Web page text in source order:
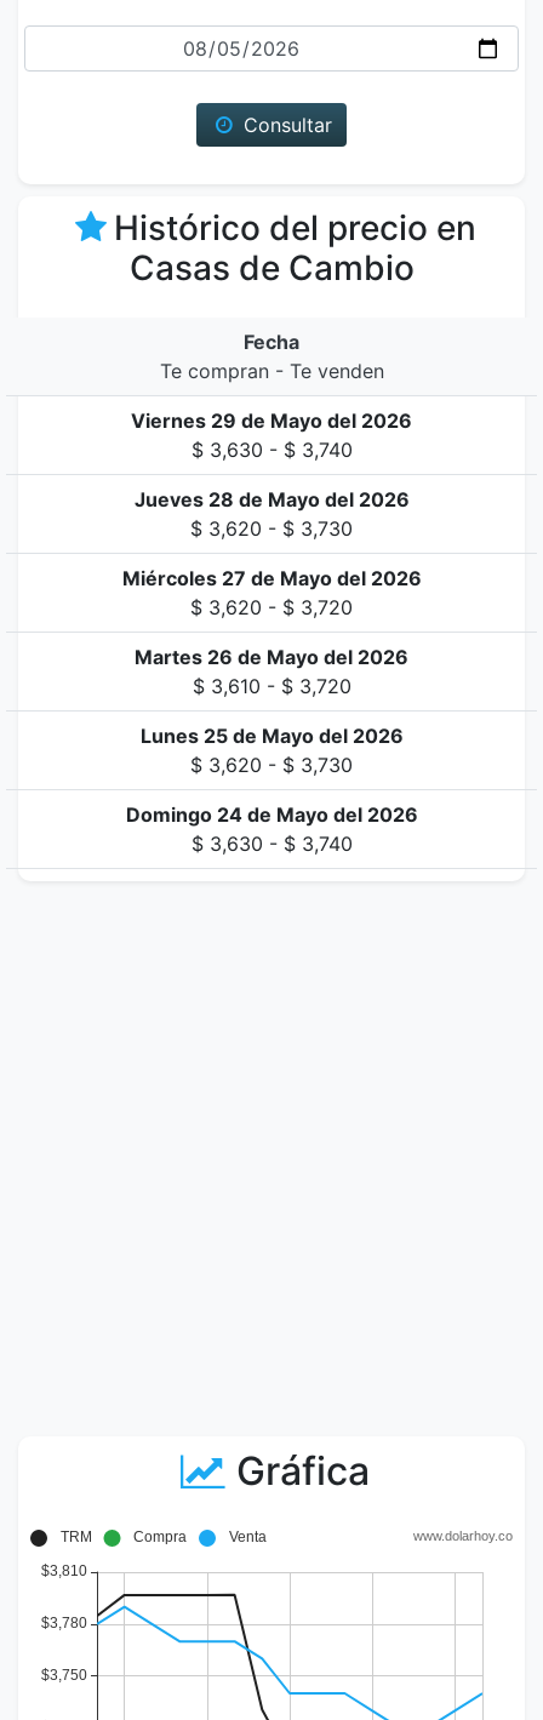
Fecha
Consultar
Histórico del precio en
Casas de Cambio
Fecha
Te compran - Te venden
Viernes 29 de Mayo del 2026
$ 3,630 - $ 3,740
Jueves 28 de Mayo del 2026
$ 3,620 - $ 3,730
Miércoles 27 de Mayo del 2026
$ 3,620 - $ 3,720
Martes 26 de Mayo del 2026
$ 3,610 - $ 3,720
Lunes 25 de Mayo del 2026
$ 3,620 - $ 3,730
Domingo 24 de Mayo del 2026
$ 3,630 - $ 3,740
Gráfica